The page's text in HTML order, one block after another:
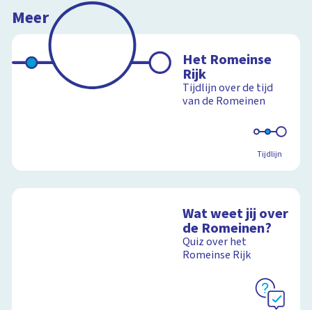
Meer
Het Romeinse
Rijk
Tijdlijn over de tijd
van de Romeinen
Tijdlijn
Wat weet jij over
de Romeinen?
Quiz over het
Romeinse Rijk